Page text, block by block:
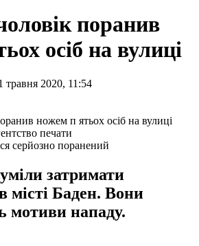
поранив
осіб на вулиці
травня 2020, 11:54
печати
серйозно поранений
затримати
місті Баден. Вони
мотиви нападу.